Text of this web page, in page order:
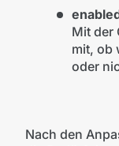
Mit der
mit, ob
oder
Nach den